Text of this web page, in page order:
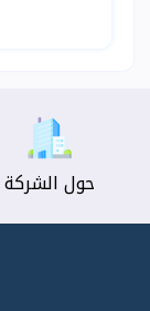
حول الشركة